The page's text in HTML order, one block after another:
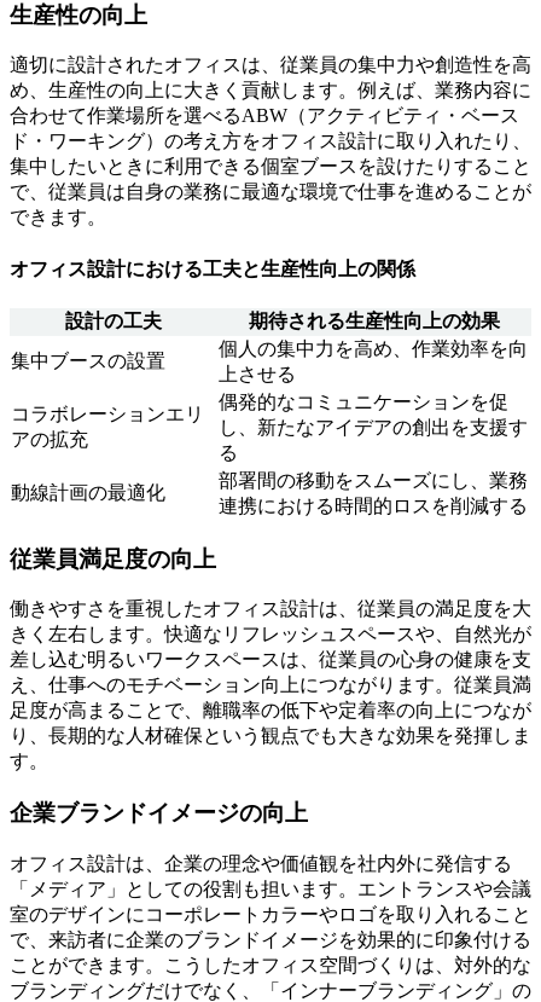
生産性の向上
適切に設計されたオフィスは、従業員の集中力や創造性を高
め、生産性の向上に大きく貢献します。例えば、業務内容に
合わせて作業場所を選べるABW（アクティビティ・ベース
ド・ワーキング）の考え方をオフィス設計に取り入れたり、
集中したいときに利用できる個室ブースを設けたりすること
で、従業員は自身の業務に最適な環境で仕事を進めることが
できます。
オフィス設計における工夫と生産性向上の関係
設計の工夫
期待される生産性向上の効果
集中ブースの設置
個人の集中力を高め、作業効率を向
上させる
コラボレーションエリ
アの拡充
偶発的なコミュニケーションを促
し、新たなアイデアの創出を支援す
る
動線計画の最適化
部署間の移動をスムーズにし、業務
連携における時間的ロスを削減する
従業員満足度の向上
働きやすさを重視したオフィス設計は、従業員の満足度を大
きく左右します。快適なリフレッシュスペースや、自然光が
差し込む明るいワークスペースは、従業員の心身の健康を支
え、仕事へのモチベーション向上につながります。従業員満
足度が高まることで、離職率の低下や定着率の向上につなが
り、長期的な人材確保という観点でも大きな効果を発揮しま
す。
企業ブランドイメージの向上
オフィス設計は、企業の理念や価値観を社内外に発信する
「メディア」としての役割も担います。エントランスや会議
室のデザインにコーポレートカラーやロゴを取り入れること
で、来訪者に企業のブランドイメージを効果的に印象付ける
ことができます。こうしたオフィス空間づくりは、対外的な
ブランディングだけでなく、「インナーブランディング」の